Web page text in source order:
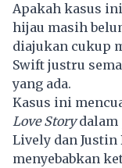
Apakah kasus
hijau masih
diajukan cukup
Swift justru
yang ada.
Kasus ini
Love Storydalam
Lively dan
menyebabkan